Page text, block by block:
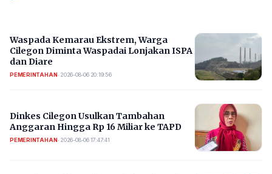
Waspada Kemarau Ekstrem, Warga
Cilegon Diminta Waspadai Lonjakan ISPA
dan Diare
PEMERINTAHAN• 2026-08-06 20:19:56
Dinkes Cilegon Usulkan Tambahan
Anggaran Hingga Rp 16 Miliar ke TAPD
PEMERINTAHAN• 2026-08-06 17:47:41